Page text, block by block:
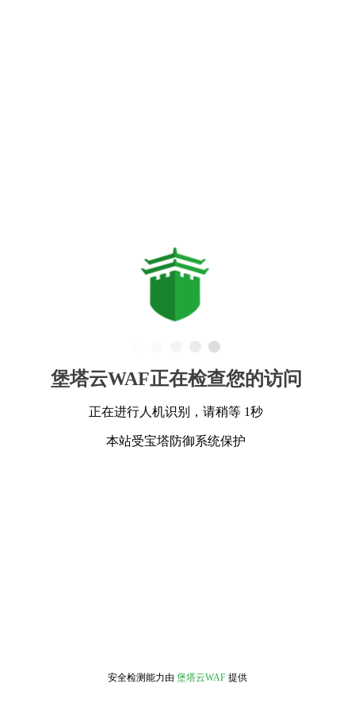
堡塔云WAF正在检查您的访问
正在进行人机识别，请稍等 1秒
本站受宝塔防御系统保护
安全检测能力由 堡塔云WAF 提供